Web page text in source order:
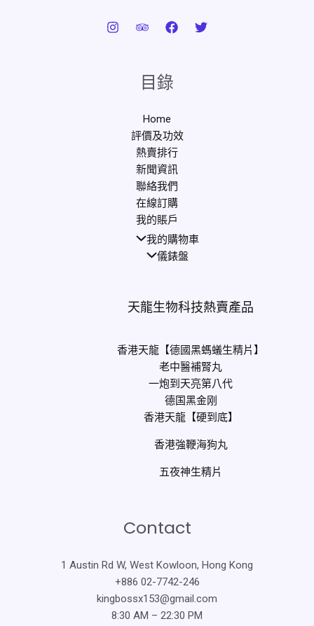
目錄
Home
評價及功效
熱賣排行
新聞資訊
聯絡我們
在線訂購
我的賬戶
我的購物車
儀錶盤
天龍生物科技熱賣產品
香港天龍【德國黑螞蟻生精片】
老中醫補腎丸
一炮到天亮第八代
德国黑金刚
香港天龍【硬到底】
香港強鞭海狗丸
五夜神生精片
Contact
1 Austin Rd W, West Kowloon, Hong Kong
+886 02-7742-246
kingbossx153@gmail.com
8:30 AM – 22:30 PM